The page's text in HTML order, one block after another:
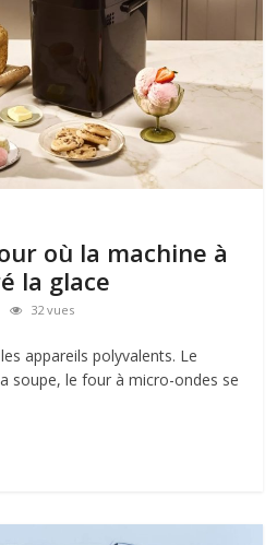
où la machine à
la glace
32 vues
appareils polyvalents. Le
soupe, le four à micro-ondes se